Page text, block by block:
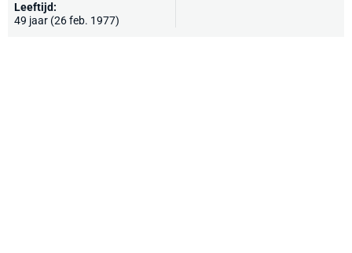
Leeftijd:
49 jaar (26 feb. 1977)